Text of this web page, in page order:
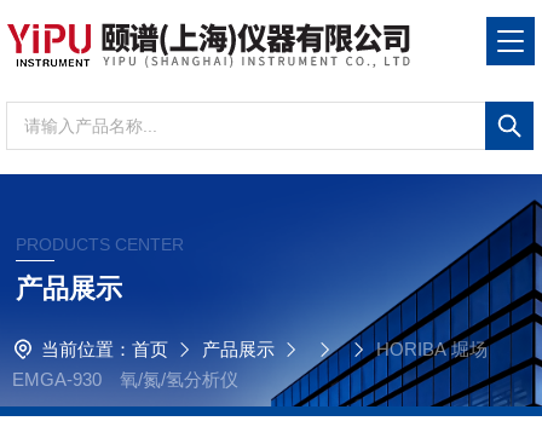
PRODUCTS CENTER
产品展示
当前位置： 首页 产品展示
HORIBA 堀场
EMGA-930 氧/氮/氢分析仪